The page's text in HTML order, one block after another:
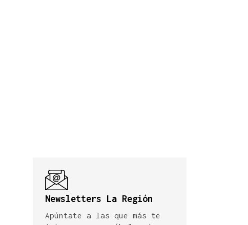
Newsletters La Región
Apúntate a las que más te